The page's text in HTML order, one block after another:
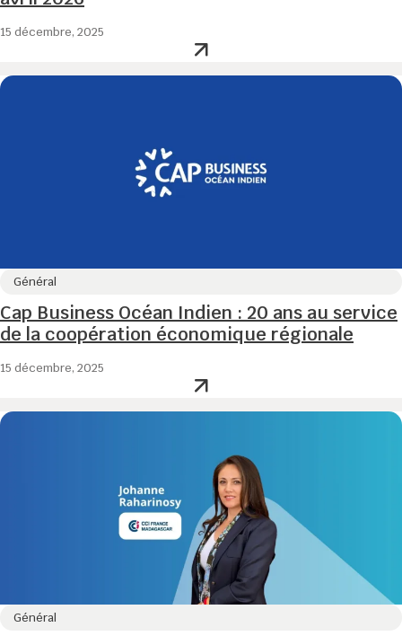
15 décembre, 2025
Général
Cap Business Océan Indien : 20 ans au service
de la coopération économique régionale
15 décembre, 2025
Général